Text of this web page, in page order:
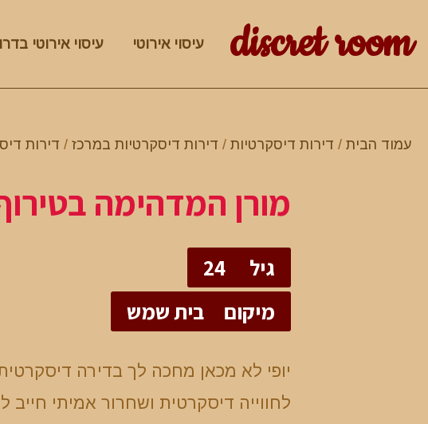
discret room עיסוי אירוטי עיסוי אירוטי
עמוד הבית / דירות דיסקרטיות / דירות דיסקרטיות במרכז / דירות
מורן המדהימה
גיל
24
מיקום
בית שמש
יופי לא מכאן מחכה לך בדירה
לחווייה דיסקרטית ושחרור אמיתי חייב